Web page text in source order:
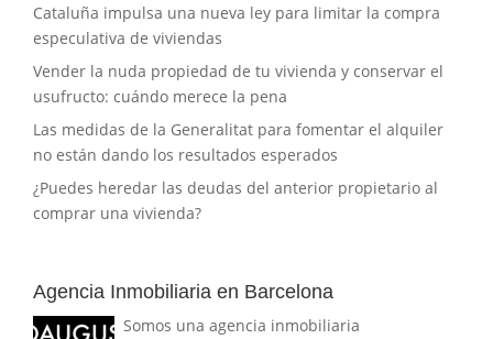
Cataluña impulsa una nueva ley para limitar la compra
especulativa de viviendas
Vender la nuda propiedad de tu vivienda y conservar el
usufructo: cuándo merece la pena
Las medidas de la Generalitat para fomentar el alquiler
no están dando los resultados esperados
¿Puedes heredar las deudas del anterior propietario al
comprar una vivienda?
Agencia Inmobiliaria en Barcelona
Somos una agencia inmobiliaria